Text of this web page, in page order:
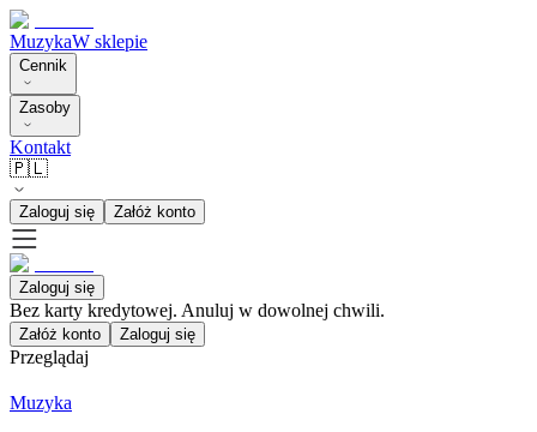
MuzykaW sklepie
Cennik
Zasoby
Kontakt
🇵🇱
Zaloguj się Załóż konto
Zaloguj się
Bez karty kredytowej. Anuluj w dowolnej chwili.
Załóż konto Zaloguj się
Przeglądaj
Muzyka